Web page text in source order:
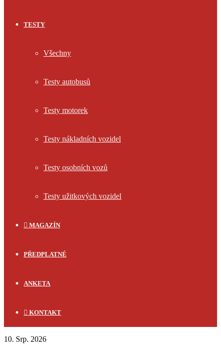
TESTY
Všechny
Testy autobusů
Testy motorek
Testy nákladních vozidel
Testy osobních vozů
Testy užitkových vozidel
MAGAZÍN
PŘEDPLATNÉ
ANKETA
KONTAKT
10. Srp. 2026